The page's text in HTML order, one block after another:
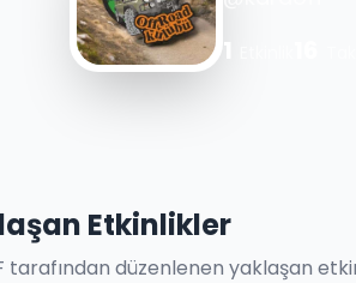
1
Etkinlikler
tarafından düzenlenen yaklaşan